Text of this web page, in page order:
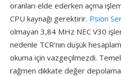
oranları elde ederken açma
CPU kaynağı gerektirir. Psion
olmayan 3,84 MHz NEC V30
nedenle TCR'nın düşük
okuma için vazgeçilmezdi.
rağmen dikkate değer